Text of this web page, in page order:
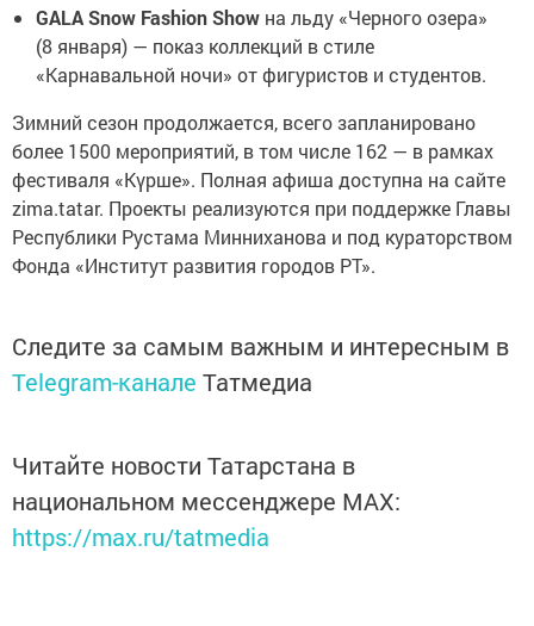
GALA Snow Fashion Show на льду «Черного озера»
(8 января) — показ коллекций в стиле
«Карнавальной ночи» от фигуристов и студентов.
Зимний сезон продолжается, всего запланировано
более 1500 мероприятий, в том числе 162 — в рамках
фестиваля «Күрше». Полная афиша доступна на сайте
zima.tatar. Проекты реализуются при поддержке Главы
Республики Рустама Минниханова и под кураторством
Фонда «Институт развития городов РТ».
Следите за самым важным и интересным в
Telegram-канале Татмедиа
Читайте новости Татарстана в
национальном мессенджере MАХ:
https://max.ru/tatmedia